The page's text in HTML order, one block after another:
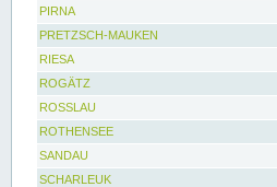
PIRNA
PRETZSCH-MAUKEN
RIESA
ROGÄTZ
ROSSLAU
ROTHENSEE
SANDAU
SCHARLEUK